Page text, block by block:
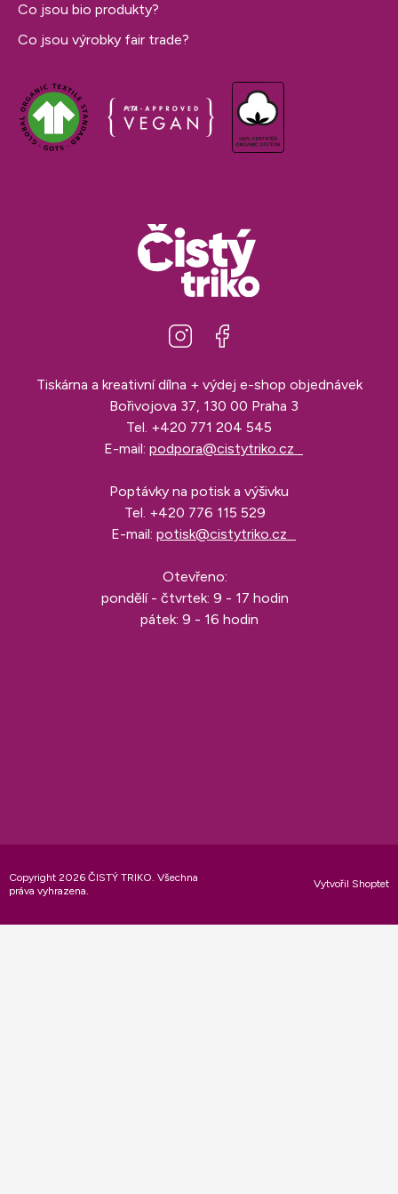
Co jsou bio produkty?
Co jsou výrobky fair trade?
Tiskárna a kreativní dílna + výdej e-shop objednávek
Bořivojova 37, 130 00 Praha 3
Tel. +420 771 204 545
E-mail: podpora@cistytriko.cz
Poptávky na potisk a výšivku
Tel. +420 776 115 529
E-mail: potisk@cistytriko.cz
Otevřeno:
pondělí - čtvrtek: 9 - 17 hodin
pátek: 9 - 16 hodin
Vytvořil Shoptet
Copyright 2026 ČISTÝ TRIKO. Všechna
práva vyhrazena.